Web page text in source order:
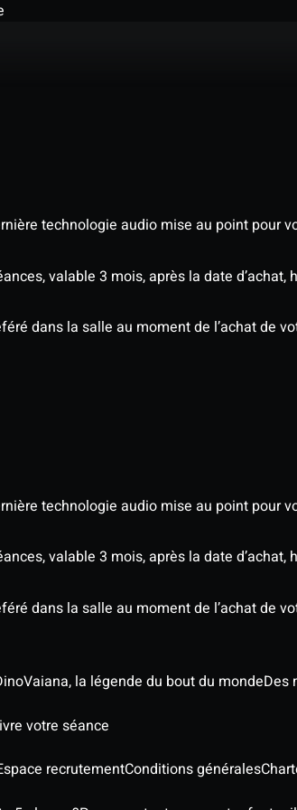
technologie audio mise au point pour
valable 3 mois, après la date
dans la salle au moment de l’achat de
technologie audio mise au point pour
valable 3 mois, après la date
dans la salle au moment de l’achat de
Vaiana, la légende du bout du mondeDes
votre séance
recrutementConditions générales